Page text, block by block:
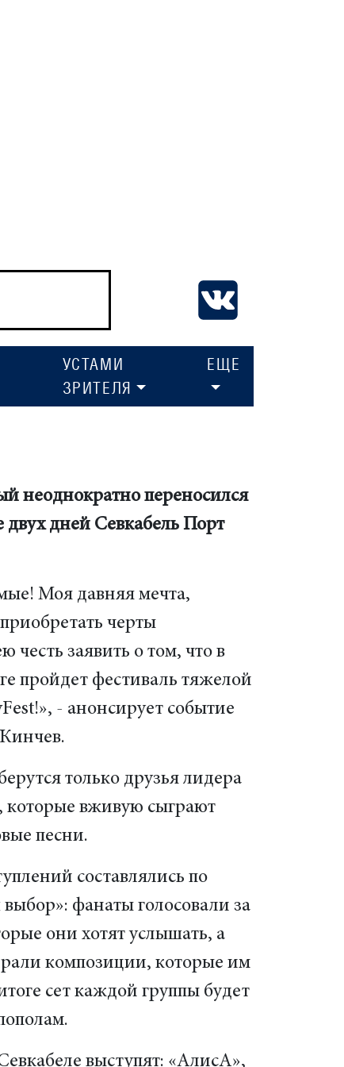
УСТАМИ
ЗРИТЕЛЯ
ЕЩЕ
неоднократно переносился
дней Севкабель Порт
Моя давняя мечта,
черты
честь заявить о том, что в
пройдет фестиваль тяжелой
- анонсирует событие
только друзья лидера
которые вживую сыграют
песни.
составлялись по
фанаты голосовали за
они хотят услышать, а
композиции, которые им
сет каждой группы будет
выступят: «АлисА»,